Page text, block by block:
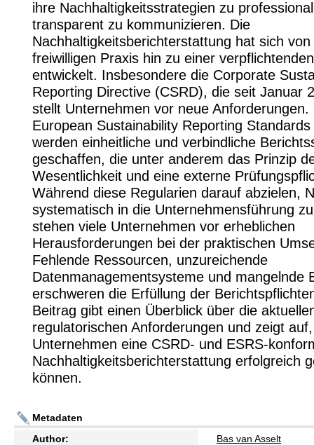
ihre Nachhaltigkeitsstrategien zu
transparent zu kommunizieren. Die
Nachhaltigkeitsberichterstattung hat sich von
freiwilligen Praxis hin zu einer
entwickelt. Insbesondere die Corporate
Reporting Directive (CSRD), die seit Januar
stellt Unternehmen vor neue Anforderungen.
European Sustainability Reporting
werden einheitliche und verbindliche
geschaffen, die unter anderem das Prinzip
Wesentlichkeit und eine externe
Während diese Regularien darauf abzielen,
systematisch in die Unternehmensführung
stehen viele Unternehmen vor erheblichen
Herausforderungen bei der praktischen
Fehlende Ressourcen, unzureichende
Datenmanagementsysteme und mangelnde
erschweren die Erfüllung der
Beitrag gibt einen Überblick über die
regulatorischen Anforderungen und zeigt
Unternehmen eine CSRD- und ESRS-
Nachhaltigkeitsberichterstattung erfolgreich
können.
Metadaten
Author:
Bas van Asselt